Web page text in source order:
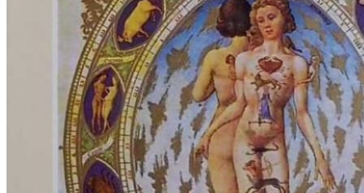
RJEČNICI, GRAMATIKE, PRAVOPISI…
ŠAH
SPORT
STRIPOVI
TEHNIČKE ZNANOSTI
TEORIJA I POVIJEST KNJIŽEVNOSTI
VEDUTE
ZAGREB
ZEMLJOVIDI
Otkup knjiga
O nama
Novosti
AKCIJA
Pretraži: